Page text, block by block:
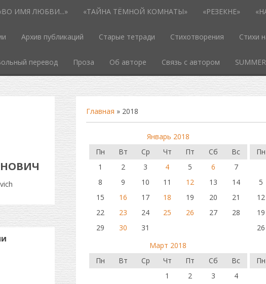
ИМЯ ЛЮБВИ...» «ТАЙНА ТЁМНОЙ КОМНАТЫ» «РЕЗЕКНЕ»
Архив публикаций Старые тетради Стихотворения Стихи
перевод Проза Об авторе Связь с автором
Главная » 2018
Январь 2018
Пн
Вт Ср Чт Пт Сб
Вс
1
2 3 4 5 6
7
8
9 10 11 12 13
14
15
16 17 18 19 20
21
22
23 24 25 26 27
28
29
30 31
Пн
5
12
19
26
Март 2018
Пн
Вт Ср Чт Пт Сб
Вс
1
2 3
4
Пн